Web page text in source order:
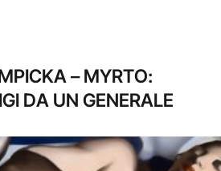
– MYRTO:
DA UN GENERALE